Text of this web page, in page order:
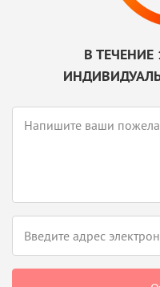
В ТЕЧЕНИЕ